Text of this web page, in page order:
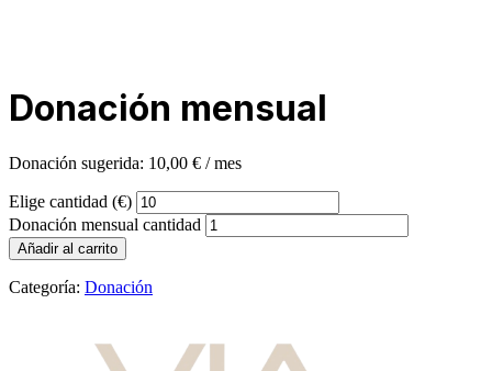
Donación mensual
Donación sugerida: 10,00 € / mes
Elige cantidad (€)
Donación mensual cantidad
Añadir al carrito
Categoría: Donación